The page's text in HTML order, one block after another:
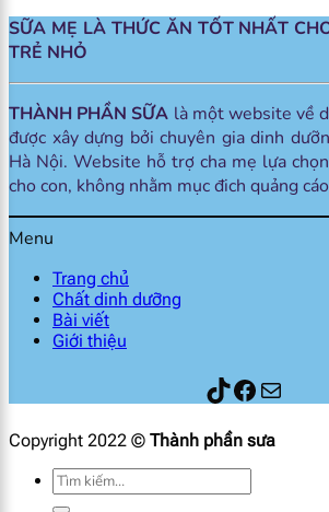
SỮA MẸ LÀ THỨC ĂN TỐT NHẤT
TRẺ NHỎ
THÀNH PHẦN SỮA là một website về
được xây dựng bởi chuyên gia dinh
Hà Nội. Website hỗ trợ cha mẹ lựa
cho con, không nhằm mục đich quảng
Menu
Trang chủ
Chất dinh dưỡng
Bài viết
Giới thiệu
Thành phần sữa Mail
Copyright 2022 © Thành phần sưa
Tìm
kiếm: